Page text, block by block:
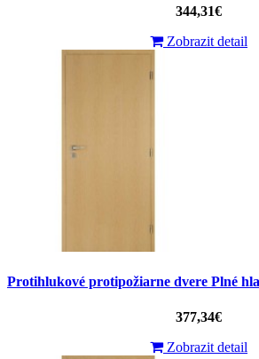
344,31€
Zobrazit detail
Protihlukové protipožiarne dvere Plné
377,34€
Zobrazit detail